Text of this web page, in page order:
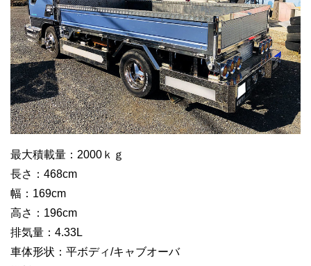
最大積載量：2000ｋｇ
長さ：468cm
幅：169cm
高さ：196cm
排気量：4.33L
車体形状：平ボディ/キャブオーバ